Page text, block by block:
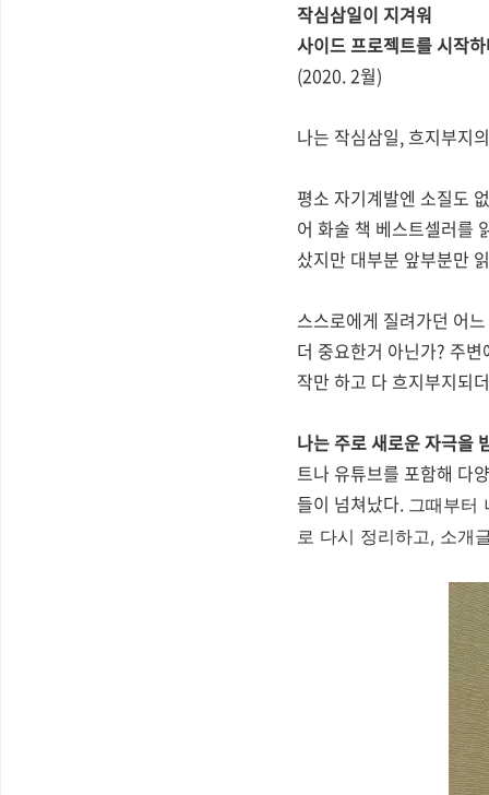
작심삼일이 지겨워
사이드 프로젝트를 시작
(2020. 2월)
나는 작심삼일, 흐지부지
평소 자기계발엔 소질도
어 화술 책 베스트셀러를
샀지만 대부분 앞부분만
스스로에게 질려가던 어
더 중요한거 아닌가? 주
작만 하고 다 흐지부지되
나는 주로 새로운 자극을
트나 유튜브를 포함해 다
들이 넘쳐났다. 그때부터
로 다시 정리하고, 소개